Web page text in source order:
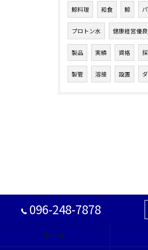
鯨料理 和食 鯨
プロトン水 健康経営優
製品 実績 資格
製管 溶接 設置
096-248-7878
ホーム